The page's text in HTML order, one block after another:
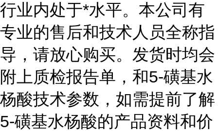
行业内处于*水平。本公司有
专业的售后和技术人员全称指
导，请放心购买。发货时均会
附上质检报告单，和5-磺基水
杨酸技术参数，如需提前了解
5-磺基水杨酸的产品资料和价